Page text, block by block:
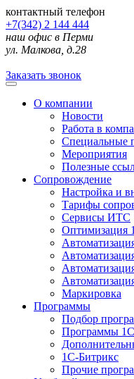
контактный телефон
+7(342) 2 144 444
наш офис в Перми
ул. Малкова, д.28
Заказать звонок
О компании
Новости
Работа в
Специальные
Мероприятия
Полезные
Сопровождение
Настройка и
Тарифы
Сервисы ИТС
Оптимизация
Маркировка
Программы
Подбор
Программы 1С
1С-Битрикс
Прочие